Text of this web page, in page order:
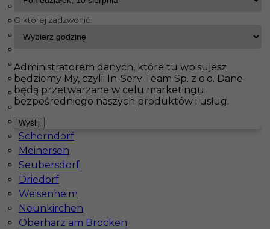
InServ Oferty pracy
Pokaż filtr
Brieselang
Maintal
Haiterbach
Albig
Pasenbach
Klettgau
Thale
Bisingen
Schorndorf
Meinersen
Seubersdorf
Driedorf
Weisenheim
Neunkirchen
Oberharz am Brocken
Pomocnik budowlany - praca za granicą
Kategoria Pracownicy fizyczni
O której zadzwonić:
Administratorem danych, które tu wpisujesz
będziemy My, czyli: In-Serv Team Sp. z o.o. Dane
będą przetwarzane w celu marketingu
bezpośredniego naszych produktów i usług.
Wyślij